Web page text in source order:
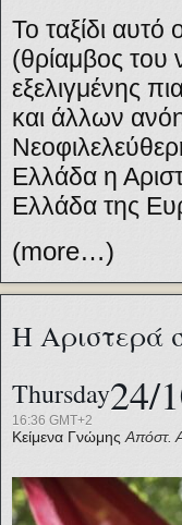
Το ταξίδι
(θρίαμβος του
εξελιγμένης
και άλλων
Ελλάδα η
Ελλάδα της
(more…)
Η Αριστερά
Thursday24/
16:36 GMT+2
Κείμενα Γνώμης Απόστ.